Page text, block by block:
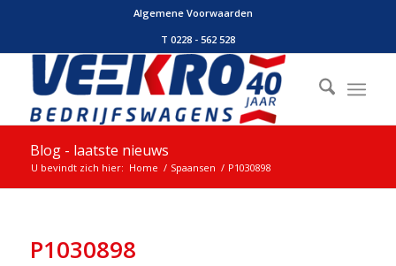
Algemene Voorwaarden
T 0228 - 562 528
Blog - laatste nieuws
U bevindt zich hier: Home / Spaansen / P1030898
P1030898